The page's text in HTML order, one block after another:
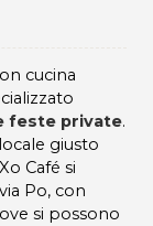
cucina
feste private.
giusto
Café si
Po, con
si possono